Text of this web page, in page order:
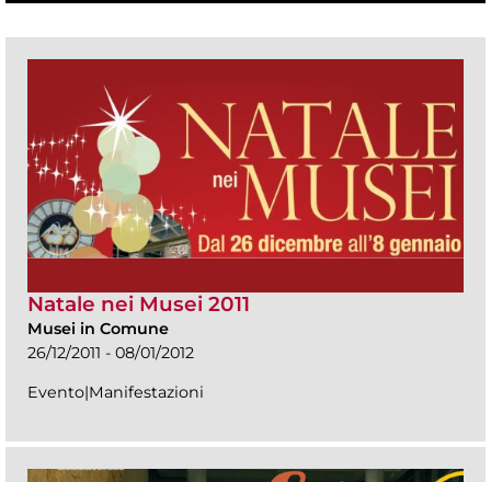
Natale nei Musei 2011
Musei in Comune
26/12/2011 - 08/01/2012
Evento|Manifestazioni